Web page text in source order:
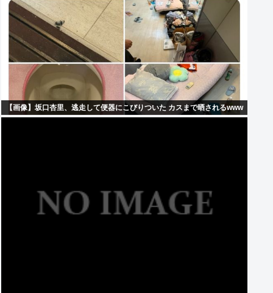
【画像】坂口杏里、逃走して便器にこびりついた カスまで晒されるwww